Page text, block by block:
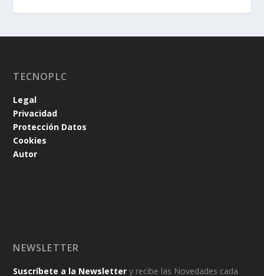
TECNOPLC
Legal
Privacidad
Protección Datos
Cookies
Autor
NEWSLETTER
Suscríbete a la Newsletter y recibe las Novedades cada